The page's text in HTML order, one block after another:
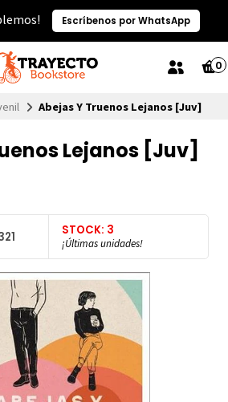
Escríbenos por WhatsApp
0
Abejas Y Truenos Lejanos [Juv]
Lejanos [Juv]
STOCK: 3
¡Últimas unidades!